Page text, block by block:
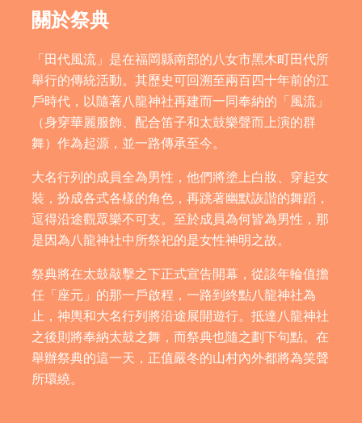
關於祭典
「田代風流」是在福岡縣南部的八女市黑木町田代所
舉行的傳統活動。其歷史可回溯至兩百四十年前的江
戶時代，以隨著八龍神社再建而一同奉納的「風流」
（身穿華麗服飾、配合笛子和太鼓樂聲而上演的群
舞）作為起源，並一路傳承至今。
大名行列的成員全為男性，他們將塗上白妝、穿起女
裝，扮成各式各樣的角色，再跳著幽默詼諧的舞蹈，
逗得沿途觀眾樂不可支。至於成員為何皆為男性，那
是因為八龍神社中所祭祀的是女性神明之故。
祭典將在太鼓敲擊之下正式宣告開幕，從該年輪值擔
任「座元」的那一戶啟程，一路到終點八龍神社為
止，神輿和大名行列將沿途展開遊行。抵達八龍神社
之後則將奉納太鼓之舞，而祭典也隨之劃下句點。在
舉辦祭典的這一天，正值嚴冬的山村內外都將為笑聲
所環繞。